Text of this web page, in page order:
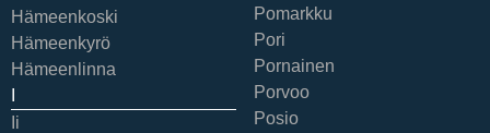
Hämeenkoski
Hämeenkyrö
Hämeenlinna
Ii
Pomarkku
Pori
Pornainen
Porvoo
Posio